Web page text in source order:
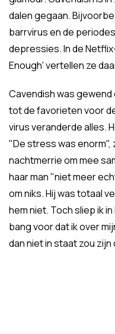
dalen gegaan.
barrvirus en de
depressies. In de
Enough' vertellen ze
Cavendish was
tot de favorieten voor
virus veranderde alles.
"De stress was enorm",
nachtmerrie om mee
haar man "niet meer
om niks. Hij was totaal
hem niet. Toch sliep ik
bang voor dat ik over
dan niet in staat zou